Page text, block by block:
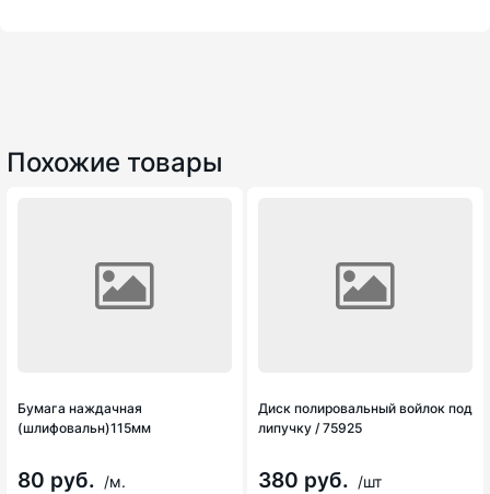
Похожие товары
Бумага наждачная
(шлифовальн)115мм
80 руб. /м.
Диск полировальный войлок под
липучку / 75925
380 руб. /шт